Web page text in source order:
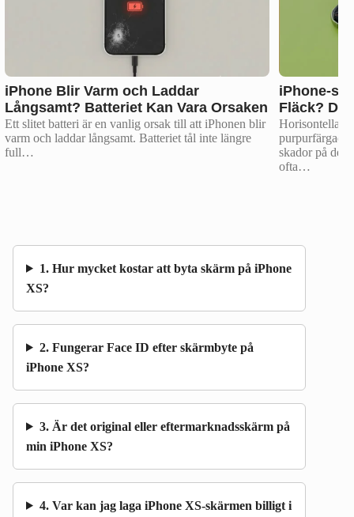
iPhone Blir Varm och Laddar
Långsamt? Batteriet Kan Vara Orsaken
Ett slitet batteri är en vanlig orsak till att iPhonen blir
varm och laddar långsamt. Batteriet tål inte längre
full…
iPhone-
Fläck?
Horisontella/
skador på
ofta…
1. Hur mycket kostar att byta skärm på iPhone
XS?
2. Fungerar Face ID efter skärmbyte på
iPhone XS?
3. Är det original eller eftermarknadsskärm på
min iPhone XS?
4. Var kan jag laga iPhone XS-skärmen billigt i